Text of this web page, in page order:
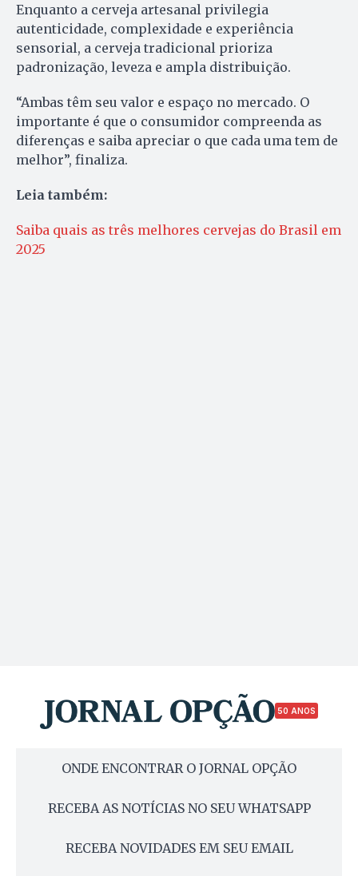
Enquanto a cerveja artesanal privilegia
autenticidade, complexidade e experiência
sensorial, a cerveja tradicional prioriza
padronização, leveza e ampla distribuição.
“Ambas têm seu valor e espaço no mercado. O
importante é que o consumidor compreenda as
diferenças e saiba apreciar o que cada uma tem de
melhor”, finaliza.
Leia também:
Saiba quais as três melhores cervejas do Brasil em
2025
50 ANOS
ONDE ENCONTRAR O JORNAL OPÇÃO
RECEBA AS NOTÍCIAS NO SEU WHATSAPP
RECEBA NOVIDADES EM SEU EMAIL